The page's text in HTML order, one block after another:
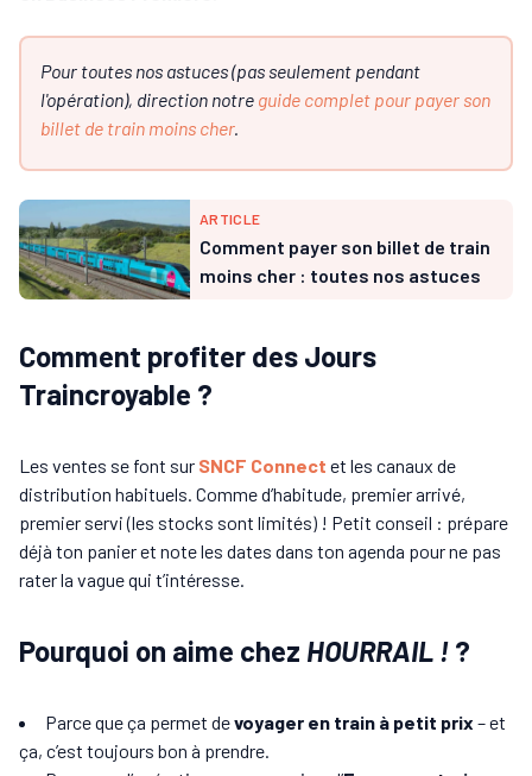
Pour toutes nos astuces (pas seulement pendant
l'opération), direction notre guide complet pour payer son
billet de train moins cher.
ARTICLE
Comment payer son billet de train
moins cher : toutes nos astuces
Comment profiter des Jours
Traincroyable ?
Les ventes se font sur SNCF Connect et les canaux de
distribution habituels. Comme d’habitude, premier arrivé,
premier servi (les stocks sont limités) ! Petit conseil : prépare
déjà ton panier et note les dates dans ton agenda pour ne pas
rater la vague qui t’intéresse.
Pourquoi on aime chez HOURRAIL ! ?
Parce que ça permet devoyager en train à petit prix – et
ça, c’est toujours bon à prendre.